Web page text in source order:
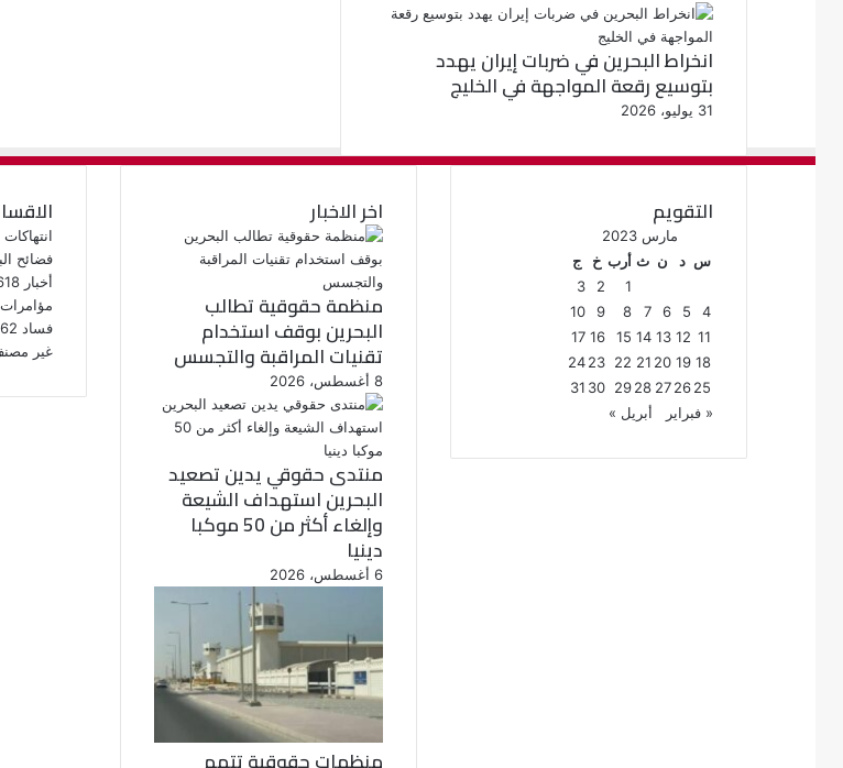
انخراط البحرين في ضربات إيران يهدد
بتوسيع رقعة المواجهة في الخليج
31 يوليو، 2026
فضائح
أخبار
فساد
غير
اخر الاخبار
منظمة حقوقية تطالب
البحرين بوقف استخدام
تقنيات المراقبة والتجسس
8 أغسطس، 2026
منتدى حقوقي يدين تصعيد
البحرين استهداف الشيعة
وإلغاء أكثر من 50 موكبا
دينيا
6 أغسطس، 2026
التقويم
مارس 2023
س د ن ث أرب خ
ج
1
2
3
4
5
6
7
8
9
10
11
12
13
14
15
16
17
18
19
20
21
22
23
24
25
26
27
28
29
30
31
« فبراير
أبريل »